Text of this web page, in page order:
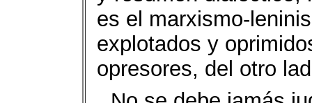
es el marxismo-
explotados y
opresores, del otro